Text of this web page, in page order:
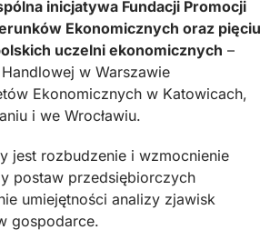
inicjatywa Fundacji Promocji
Ekonomicznych oraz pięciu
uczelni ekonomicznych –
Handlowej w Warszawie
Ekonomicznych w Katowicach,
i we Wrocławiu.
jest rozbudzenie i wzmocnienie
postaw przedsiębiorczych
umiejętności analizy zjawisk
gospodarce.